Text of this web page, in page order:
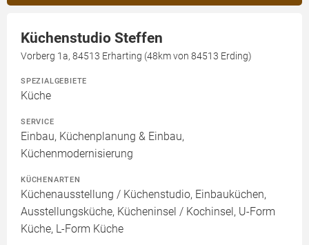
Küchenstudio Steffen
Vorberg 1a, 84513 Erharting (48km von 84513 Erding)
SPEZIALGEBIETE
Küche
SERVICE
Einbau, Küchenplanung & Einbau,
Küchenmodernisierung
KÜCHENARTEN
Küchenausstellung / Küchenstudio, Einbauküchen,
Ausstellungsküche, Kücheninsel / Kochinsel, U-Form
Küche, L-Form Küche